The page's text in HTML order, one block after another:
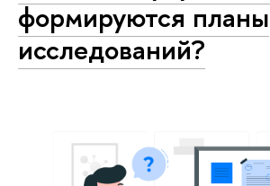
формируются планы
исследований?